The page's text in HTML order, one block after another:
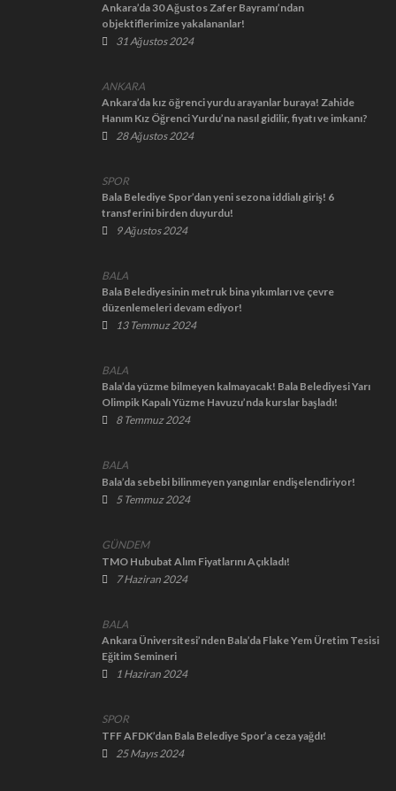
Ankara’da 30 Ağustos Zafer Bayramı’ndan
objektiflerimize yakalananlar!
31 Ağustos 2024
ANKARA
Ankara’da kız öğrenci yurdu arayanlar buraya! Zahide
Hanım Kız Öğrenci Yurdu’na nasıl gidilir, fiyatı ve imkanı?
Zahide Hanım Kız Öğrenci Yurdu Necatibey ve Kurtuluş
28 Ağustos 2024
SPOR
Bala Belediye Spor’dan yeni sezona iddialı giriş! 6
transferini birden duyurdu!
9 Ağustos 2024
BALA
Bala Belediyesinin metruk bina yıkımları ve çevre
düzenlemeleri devam ediyor!
13 Temmuz 2024
BALA
Bala’da yüzme bilmeyen kalmayacak! Bala Belediyesi Yarı
Olimpik Kapalı Yüzme Havuzu’nda kurslar başladı!
8 Temmuz 2024
BALA
Bala’da sebebi bilinmeyen yangınlar endişelendiriyor!
5 Temmuz 2024
GÜNDEM
TMO Hububat Alım Fiyatlarını Açıkladı!
7 Haziran 2024
BALA
Ankara Üniversitesi’nden Bala’da Flake Yem Üretim Tesisi
Eğitim Semineri
1 Haziran 2024
SPOR
TFF AFDK’dan Bala Belediye Spor’a ceza yağdı!
25 Mayıs 2024